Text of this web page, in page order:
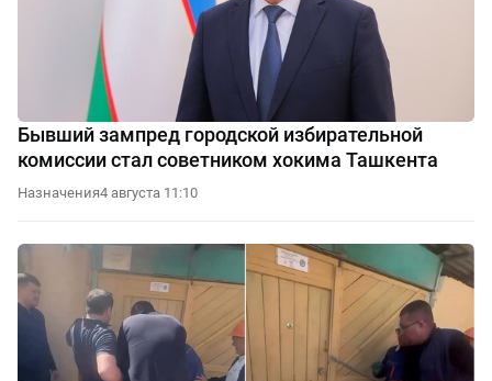
Бывший зампред городской избирательной
комиссии стал советником хокима Ташкента
Назначения4 августа 11:10